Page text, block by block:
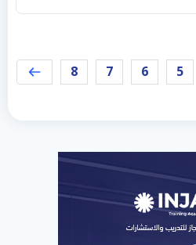
5
6
7
8